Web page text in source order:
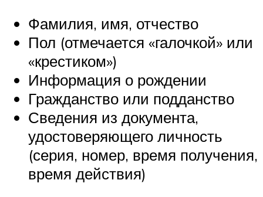
Фамилия, имя, отчество
Пол (отмечается «галочкой» или
«крестиком»)
Информация о рождении
Гражданство или подданство
Сведения из документа,
удостоверяющего личность
(серия, номер, время получения,
время действия)